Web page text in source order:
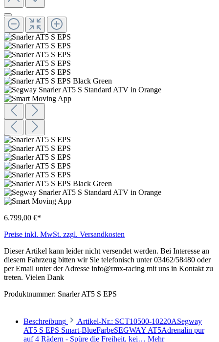
6.799,00 €*
Preise inkl. MwSt. zzgl. Versandkosten
Dieser Artikel kann leider nicht versendet werden. Bei Interesse an
diesem Fahrzeug bitten wir Sie telefonisch unter 03462/58480 oder
per Email unter der Adresse info@rmx-racing mit uns in Kontakt zu
treten. Vielen Dank
Produktnummer: Snarler AT5 S EPS
Beschreibung
Artikel-Nr.: SCT10500-10220ASegway
AT5 S EPS Smart-BlueFarbeSEGWAY AT5Adrenalin pur
auf 4 Rädern - Spüre die Freiheit, kei… Mehr